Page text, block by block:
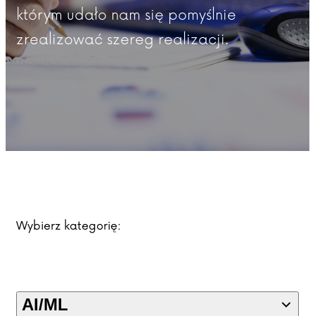
którym udało nam się pomyślnie
zrealizować szereg realizacji.
Wybierz kategorię:
AI/ML